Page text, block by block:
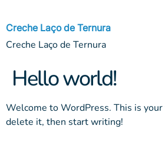
Creche Laço de Ternura
Creche Laço de Ternura
Hello world!
Welcome to WordPress. This is
delete it, then start writing!